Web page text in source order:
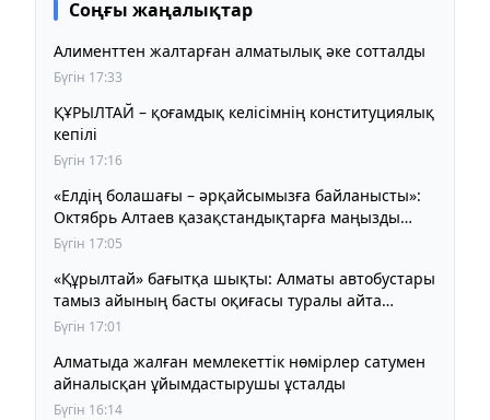
Соңғы жаңалықтар
Алименттен жалтарған алматылық әке сотталды
Бүгін 17:33
ҚҰРЫЛТАЙ – қоғамдық келісімнің конституциялық
кепілі
Бүгін 17:16
«Елдің болашағы – әрқайсымызға байланысты»:
Октябрь Алтаев қазақстандықтарға маңызды
үндеу жасады
Бүгін 17:05
«Құрылтай» бағытқа шықты: Алматы автобустары
тамыз айының басты оқиғасы туралы айта
бастады
Бүгін 17:01
Алматыда жалған мемлекеттік нөмірлер сатумен
айналысқан ұйымдастырушы ұсталды
Бүгін 16:14